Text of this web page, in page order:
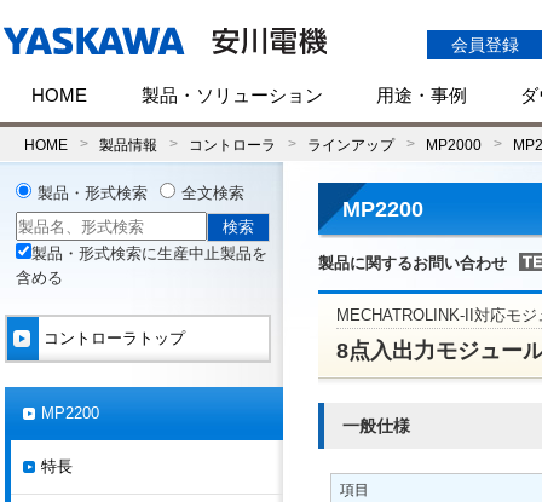
会員登録
HOME 製品・ソリューション 用途・事例
HOME 製品情報 コントローラ ラインアップ MP2000
MP2200
製品に関するお問い合わせ
MECHATROLINK-II対応モジ
8点入出力モジュー
一般仕様
項目
製品・形式検索 全文検索
製品・形式検索に生産中止製品を
含める
コントローラトップ
MP2200
特長